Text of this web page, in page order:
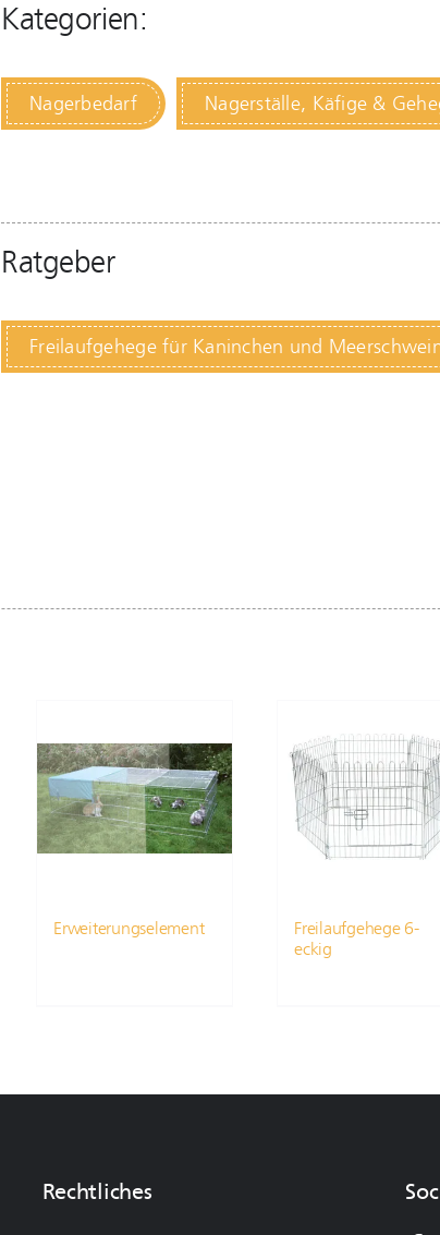
Kategorien:
Nagerbedarf Nagerställe, Käfige &
Ratgeber
Freilaufgehege für Kaninchen und
Erweiterungselement
Freilaufgehege 6-
eckig
Rechtliches